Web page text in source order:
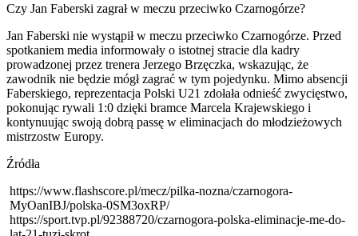
Czy Jan Faberski zagrał w meczu przeciwko Czarnogórze?
Jan Faberski nie wystąpił w meczu przeciwko Czarnogórze. Przed
spotkaniem media informowały o istotnej stracie dla kadry
prowadzonej przez trenera Jerzego Brzęczka, wskazując, że
zawodnik nie będzie mógł zagrać w tym pojedynku. Mimo absencji
Faberskiego, reprezentacja Polski U21 zdołała odnieść zwycięstwo,
pokonując rywali 1:0 dzięki bramce Marcela Krajewskiego i
kontynuując swoją dobrą passę w eliminacjach do młodzieżowych
mistrzostw Europy.
Źródła
https://www.flashscore.pl/mecz/pilka-nozna/czarnogora-
MyOanIBJ/polska-0SM3oxRP/
https://sport.tvp.pl/92388720/czarnogora-polska-eliminacje-me-do-